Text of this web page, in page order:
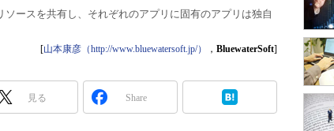
Linux ＆ OSS
Master of IP Network
Security & Trust
ソースを共有し、それぞれのアプリに固有のアプリは独自
[山本康彦（http://www.bluewatersoft.jp/） ， BluewaterSoft]
見る Share